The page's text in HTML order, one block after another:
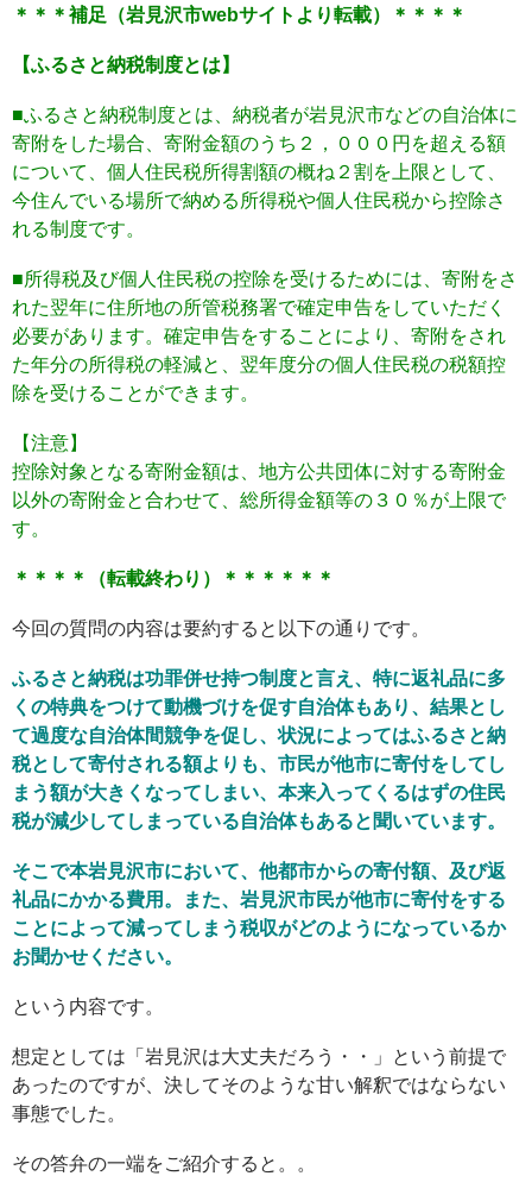
＊＊＊補足（岩見沢市webサイトより転載）＊＊＊＊
【ふるさと納税制度とは】
■ふるさと納税制度とは、納税者が岩見沢市などの自治体に
寄附をした場合、寄附金額のうち２，０００円を超える額
について、個人住民税所得割額の概ね２割を上限として、
今住んでいる場所で納める所得税や個人住民税から控除さ
れる制度です。
■所得税及び個人住民税の控除を受けるためには、寄附をさ
れた翌年に住所地の所管税務署で確定申告をしていただく
必要があります。確定申告をすることにより、寄附をされ
た年分の所得税の軽減と、翌年度分の個人住民税の税額控
除を受けることができます。
【注意】
控除対象となる寄附金額は、地方公共団体に対する寄附金
以外の寄附金と合わせて、総所得金額等の３０％が上限で
す。
＊＊＊＊（転載終わり）＊＊＊＊＊＊
今回の質問の内容は要約すると以下の通りです。
ふるさと納税は功罪併せ持つ制度と言え、特に返礼品に多
くの特典をつけて動機づけを促す自治体もあり、結果とし
て過度な自治体間競争を促し、状況によってはふるさと納
税として寄付される額よりも、市民が他市に寄付をしてし
まう額が大きくなってしまい、本来入ってくるはずの住民
税が減少してしまっている自治体もあると聞いています。
そこで本岩見沢市において、他都市からの寄付額、及び返
礼品にかかる費用。また、岩見沢市民が他市に寄付をする
ことによって減ってしまう税収がどのようになっているか
お聞かせください。
という内容です。
想定としては「岩見沢は大丈夫だろう・・」という前提で
あったのですが、決してそのような甘い解釈ではならない
事態でした。
その答弁の一端をご紹介すると。。